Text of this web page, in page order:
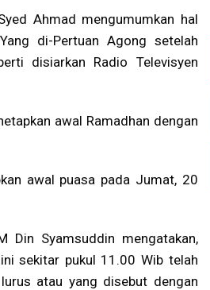
Ahmad mengumumkan hal
di-Pertuan Agong setelah
disiarkan Radio Televisyen
awal Ramadhan dengan
awal puasa pada Jumat, 20
Din Syamsuddin mengatakan,
sekitar pukul 11.00 Wib telah
atau yang disebut dengan